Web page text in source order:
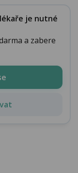
je nutné
a zabere